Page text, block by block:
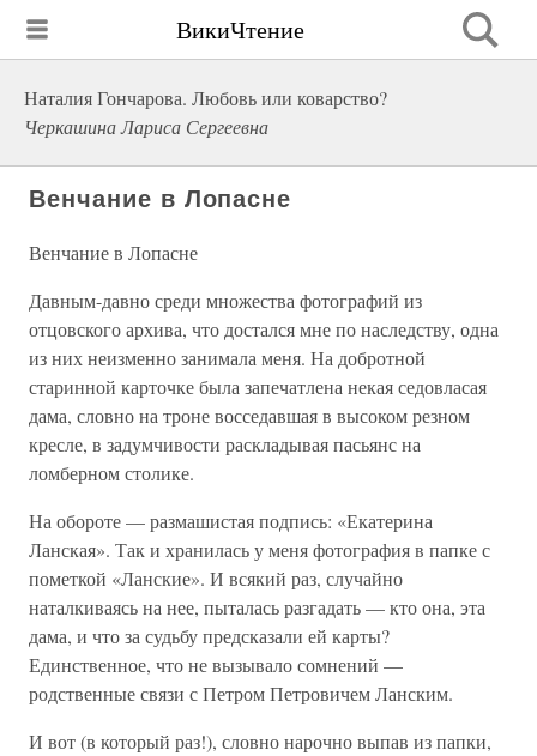
ВикиЧтение
Наталия Гончарова. Любовь или коварство?
Черкашина Лариса Сергеевна
Венчание в Лопасне
Венчание в Лопасне
Давным-давно среди множества фотографий из
отцовского архива, что достался мне по наследству, одна
из них неизменно занимала меня. На добротной
старинной карточке была запечатлена некая седовласая
дама, словно на троне восседавшая в высоком резном
кресле, в задумчивости раскладывая пасьянс на
ломберном столике.
На обороте — размашистая подпись: «Екатерина
Ланская». Так и хранилась у меня фотография в папке с
пометкой «Ланские». И всякий раз, случайно
наталкиваясь на нее, пыталась разгадать — кто она, эта
дама, и что за судьбу предсказали ей карты?
Единственное, что не вызывало сомнений —
родственные связи с Петром Петровичем Ланским.
И вот (в который раз!), словно нарочно выпав из папки,